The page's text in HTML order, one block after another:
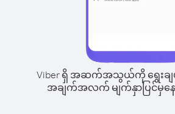
Viber ရှိ အဆက်အသွယ်ကို ရွေးချ
အချက်အလက် မျက်နှာပြင်မှနေ၍